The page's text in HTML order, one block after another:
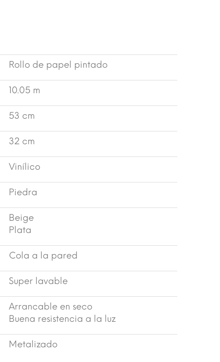
Rollo de papel pintado
10.05 m
53 cm
32 cm
Vinílico
Piedra
Beige
Plata
Cola a la pared
Super lavable
Arrancable en seco
Buena resistencia a la luz
Metalizado